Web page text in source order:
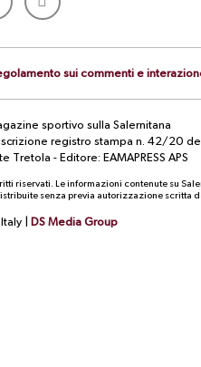
sui commenti e
sportivo sulla Salernitana
iscrizione registro stampa n. 42/20
- Editore: EAMAPRESS APS
riservati. Le informazioni contenute su
senza previa autorizzazione scritta
| DS Media Group